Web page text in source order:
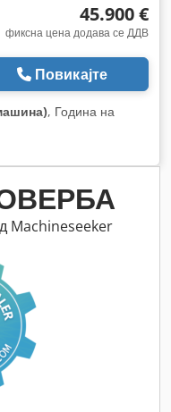
45.900 €
фиксна цена додава се ДДВ
Повикајте
, Година на
Machineseeker